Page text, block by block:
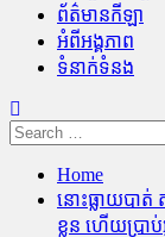
ព័ត៌មានកីឡា
អំពីអង្គភាព
ទំនាក់ទំនង
Search
for:
Home
នោះធ្លាយបាត់
ខ្លួន ហើយប្រា